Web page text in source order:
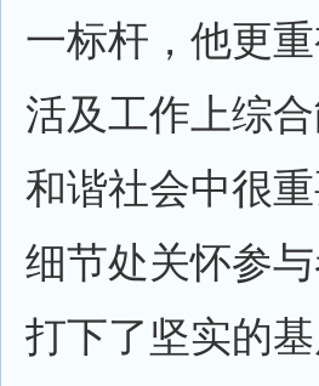
一标杆，他更
活及工作上综
和谐社会中很
细节处关怀参
打下了坚实的